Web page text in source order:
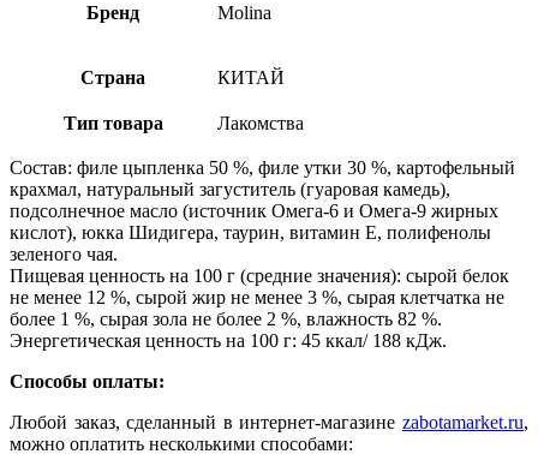
Бренд Molina
Страна КИТАЙ
Тип товара Лакомства
Состав: филе цыпленка 50 %, филе утки 30 %, картофельный
крахмал, натуральный загуститель (гуаровая камедь),
подсолнечное масло (источник Омега-6 и Омега-9 жирных
кислот), юкка Шидигера, таурин, витамин Е, полифенолы
зеленого чая.
Пищевая ценность на 100 г (средние значения): сырой белок
не менее 12 %, сырой жир не менее 3 %, сырая клетчатка не
более 1 %, сырая зола не более 2 %, влажность 82 %.
Энергетическая ценность на 100 г: 45 ккал/ 188 кДж.
Способы оплаты:
Любой заказ, сделанный в интернет-магазине zabotamarket.ru,
можно оплатить несколькими способами: